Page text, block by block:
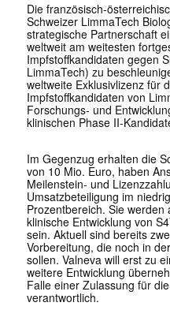
Die französisch-
Schweizer LimmaTech
strategische Partnerschaft
weltweit am weitesten
Impfstoffkandidaten gegen
LimmaTech) zu
weltweite Exklusivlizenz für
Impfstoffkandidaten von
Forschungs- und
klinischen Phase II-
Im Gegenzug erhalten die
von 10 Mio. Euro, haben
Meilenstein- und
Umsatzbeteiligung im
Prozentbereich. Sie
klinische Entwicklung von
sein. Aktuell sind bereits
Vorbereitung, die noch in
sollen. Valneva will erst zu
weitere Entwicklung
Falle einer Zulassung für
verantwortlich.